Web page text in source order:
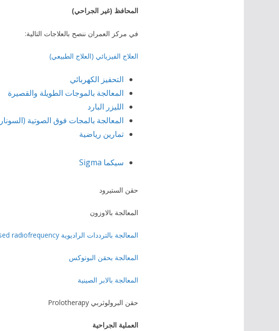
المحافظ (غير الجراحي)
في مركز العمران ننصح بالعلاجات التالية:
العلاج الفيزيائي (العلاج الطبيعي)
التحفيز الكهربائي
المعالجة بالموجات الطويلة والقصيرة
الليزر البارد
المعالجة بالمجات فوق الصوتية
تمارين رياضية
سيكما Sigma
حقن الستيرود
المعالجة بالاوزون
المعالجة بالترددات الراديوية radiofrequency
المعالجة بحقن البوتوكس
المعالجة بالابر الصينية
حقن البرولوثربي Prolotherapy
العملية الجراحية